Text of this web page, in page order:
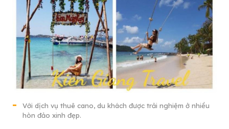
Với dịch vụ thuê cano, du khách được trải nghiệm ở nhiều
hòn đảo xinh đẹp.